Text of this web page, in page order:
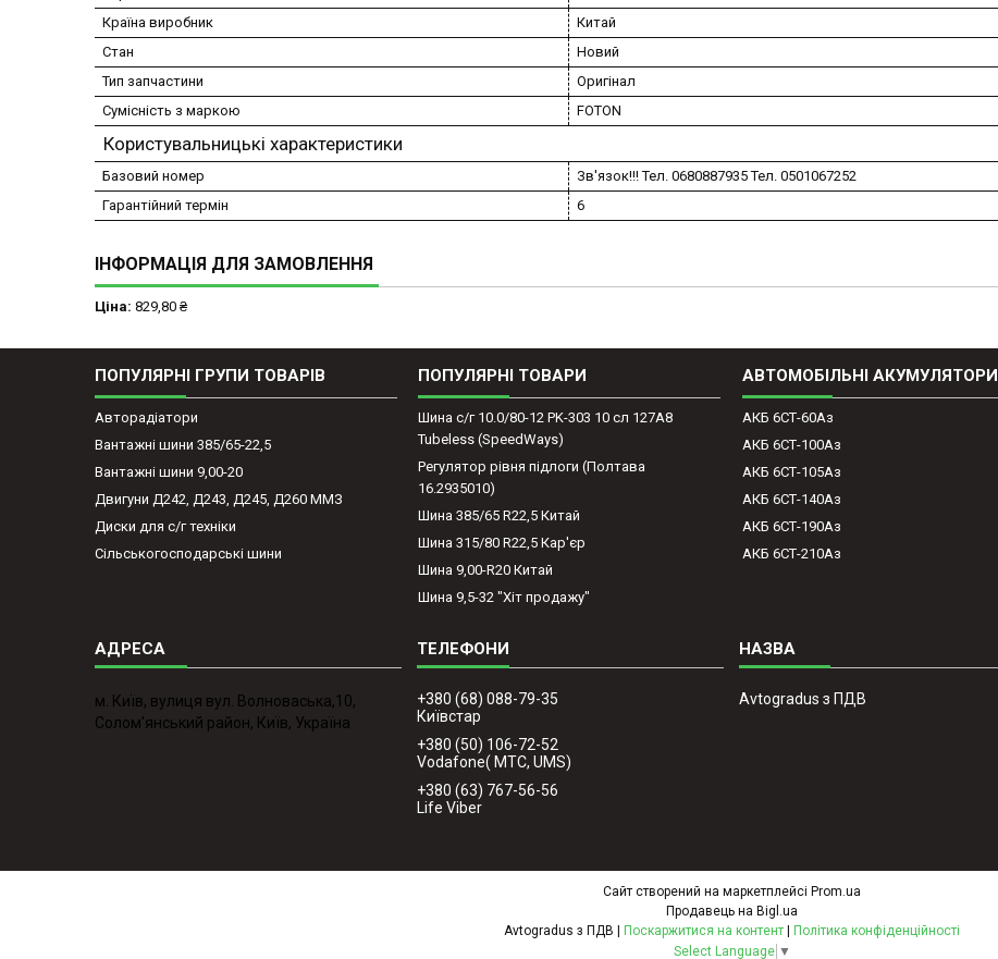
Країна виробник
Китай
Стан
Новий
Тип запчастини
Оригінал
Сумісність з маркою
FOTON
Користувальницькі характеристики
Базовий номер
Зв'язок!!! Тел. 0680887935 Тел. 0501067252
Гарантійний термін
6
ІНФОРМАЦІЯ ДЛЯ ЗАМОВЛЕННЯ
Ціна: 829,80 ₴
ПОПУЛЯРНІ ГРУПИ ТОВАРІВ
Авторадіатори
Вантажні шини 385/65-22,5
Вантажні шини 9,00-20
Двигуни Д242, Д243, Д245, Д260 ММЗ
Диски для с/г техніки
Сільськогосподарські шини
ПОПУЛЯРНІ ТОВАРИ
Шина с/г 10.0/80-12 PK-303 10 сл 127A8
Tubeless (SpeedWays)
Регулятор рівня підлоги (Полтава
16.2935010)
Шина 385/65 R22,5 Китай
Шина 315/80 R22,5 Кар'єр
Шина 9,00-R20 Китай
Шина 9,5-32 "Хіт продажу"
АВТОМОБІЛЬНІ АКУМУЛЯТОРИ
АКБ 6СТ-60Аз
АКБ 6СТ-100Аз
АКБ 6СТ-105Аз
АКБ 6СТ-140Аз
АКБ 6СТ-190Аз
АКБ 6СТ-210Аз
м. Київ, вулиця вул. Волноваська,10,
Солом'янський район, Київ, Україна
+380 (68) 088-79-35
Київстар
+380 (50) 106-72-52
Vodafone( МТС, UMS)
+380 (63) 767-56-56
Life Viber
Avtogradus з ПДВ
Сайт створений на маркетплейсі Prom.ua
Продавець на Bigl.ua
Поскаржитися на контент
Політика конфіденційності
Select Language ▼